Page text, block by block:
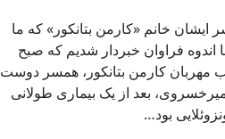
خانم «کارمن بتانکور» که ما
فراوان خبردار شدیم که صبح
ماه می ۲۰۲۳، قلب مهربان کارمن بتانکور، همسر دوست
بعد از یک بیماری طولانی
بود…